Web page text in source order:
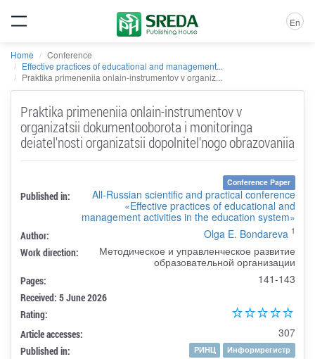
En
Home
Conference
Effective practices of educational and management...
Praktika primeneniia onlain-instrumentov v organiz...
Praktika primeneniia onlain-instrumentov v
organizatsii dokumentooborota i monitoringa
deiatel'nosti organizatsii dopolnitel'nogo obrazovaniia
Conference Paper
Published in:
All-Russian scientific and practical conference
«Effective practices of educational and
management activities in the education system»
Author: Olga E. Bondareva 1
Work direction:
Методическое и управленческое развитие
образовательной организации
Pages: 141-143
Received: 5 June 2026
Rating:
Article accesses:
307
Published in: РИНЦ
Информрегистр